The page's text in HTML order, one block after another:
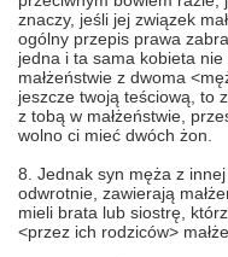
znaczy, jeśli jej związek
ogólny przepis prawa
jedna i ta sama kobieta
małżeństwie z dwoma
jeszcze twoją teściową, to
z tobą w małżeństwie,
wolno ci mieć dwóch żon.
8. Jednak syn męża z
odwrotnie, zawierają
mieli brata lub siostrę,
<przez ich rodziców>